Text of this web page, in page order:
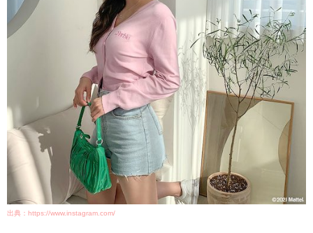
出典：https://www.instagram.com/